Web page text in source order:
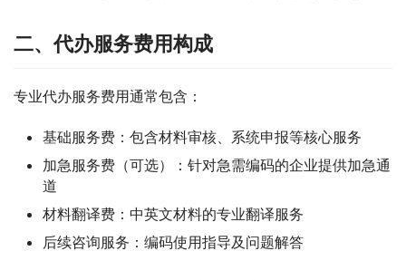
二、代办服务费用构成
专业代办服务费用通常包含：
基础服务费：包含材料审核、系统申报等核心服务
加急服务费（可选）：针对急需编码的企业提供加急通
道
材料翻译费：中英文材料的专业翻译服务
后续咨询服务：编码使用指导及问题解答